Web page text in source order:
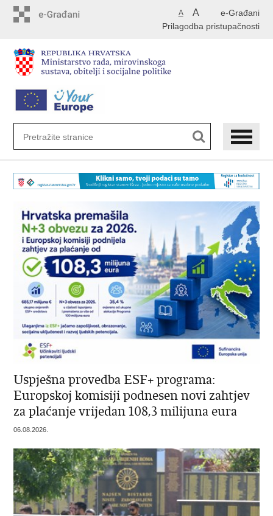
e-Građani
A A
Prilagodba pristupačnosti
Uspješna provedba ESF+ programa:
Europskoj komisiji podnesen novi zahtjev
za plaćanje vrijedan 108,3 milijuna eura
06.08.2026.